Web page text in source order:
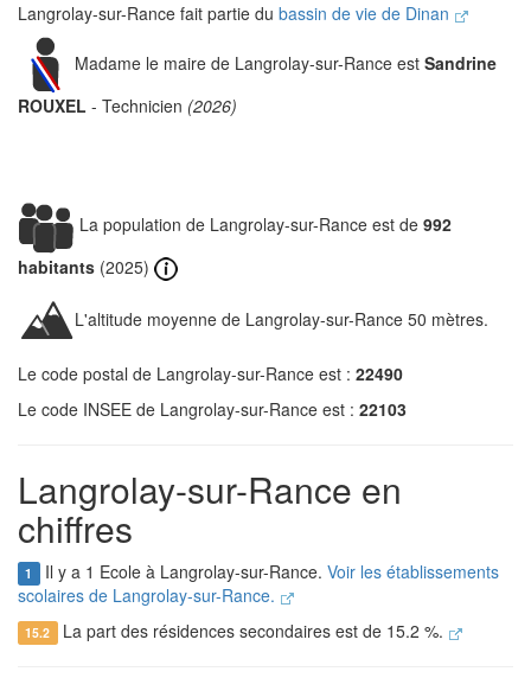
Langrolay-sur-Rance fait partie du bassin de vie de Dinan
Madame le maire de Langrolay-sur-Rance est Sandrine
ROUXEL - Technicien (2026)
La population de Langrolay-sur-Rance est de 992
habitants (2025)
L'altitude moyenne de Langrolay-sur-Rance 50 mètres.
Le code postal de Langrolay-sur-Rance est : 22490
Le code INSEE de Langrolay-sur-Rance est : 22103
Langrolay-sur-Rance en
chiffres
1 Il y a 1 Ecole à Langrolay-sur-Rance. Voir les établissements
scolaires de Langrolay-sur-Rance.
15.2 La part des résidences secondaires est de 15.2 %.